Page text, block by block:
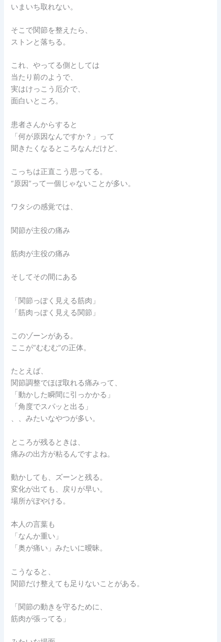
いまいち取れない。
そこで関節を整えたら、
ストンと落ちる。
これ、やってる側としては
当たり前のようで、
実はけっこう厄介で、
面白いところ。
患者さんからすると
「何が原因なんですか？」って
聞きたくなるところなんだけど、
こっちは正直こう思ってる。
“原因”って一個じゃないことが多い。
ワタシの感覚では、
関節が主役の痛み
筋肉が主役の痛み
そしてその間にある
「関節っぽく見える筋肉」
「筋肉っぽく見える関節」
このゾーンがある。
ここが“むむむ”の正体。
たとえば、
関節調整でほぼ取れる痛みって、
「動かした瞬間に引っかかる」
「角度でスパッと出る」
、、みたいなやつが多い。
ところが残るときは、
痛みの出方が粘るんですよね。
動かしても、ズーンと残る。
変化が出ても、戻りが早い。
場所がぼやける。
本人の言葉も
「なんか重い」
「奥が痛い」みたいに曖昧。
こうなると、
関節だけ整えても足りないことがある。
「関節の動きを守るために、
筋肉が張ってる」